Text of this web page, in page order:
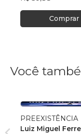
Comprar
Você
PREEXISTÊNCIA
Luiz Miguel